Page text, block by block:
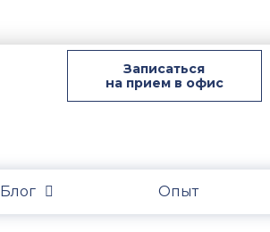
Записаться
на прием в офис
Блог Опыт